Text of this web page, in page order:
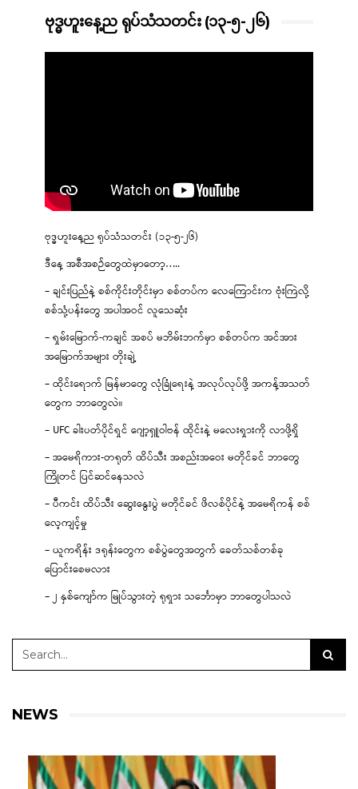
ဗုဒ္ဓဟူးနေ့ည ရုပ်သံသတင်း (၁၃-၅-၂၆)
ဗုဒ္ဓဟူးနေ့ည ရုပ်သံသတင်း (၁၃-၅-၂၆)
ဒီနေ့ အစီအစဉ်တွေထဲမှာတော့…..
– ချင်းပြည်နဲ့ စစ်ကိုင်းတိုင်းမှာ စစ်တပ်က လေကြောင်းက ဗုံးကြဲလို့
စစ်သုံ့ပန်းတွေ အပါအဝင် လူသေဆုံး
– ရှမ်းမြောက်-ကချင် အစပ် မဘိမ်းဘက်မှာ စစ်တပ်က အင်အား
အမြောက်အများ တိုးချဲ့
– ထိုင်းရောက် မြန်မာတွေ လုံခြုံရေးနဲ့ အလုပ်လုပ်ဖို့ အကန့်အသတ်
တွေက ဘာတွေလဲ။
– UFC ခါးပတ်ပိုင်ရှင် ဂျော့ရှူဝါဗန် ထိုင်းနဲ့ မလေးရှားကို လာဖို့ရှိ
– အမေရိကား-တရုတ် ထိပ်သီး အစည်းအဝေး မတိုင်ခင် ဘာတွေ
ကြိုတင် ပြင်ဆင်နေသလဲ
– ပီကင်း ထိပ်သီး ဆွေးနွေးပွဲ မတိုင်ခင် ဖိလစ်ပိုင်နဲ့ အမေရိကန် စစ်
လေ့ကျင့်မှု
– ယူကရိန်း ဒရုန်းတွေက စစ်ပွဲတွေအတွက် ခေတ်သစ်တစ်ခု
ပြောင်းစေမလား
– ၂ နှစ်ကျော်က မြုပ်သွားတဲ့ ရုရှား သင်္ဘောမှာ ဘာတွေပါသလဲ
NEWS